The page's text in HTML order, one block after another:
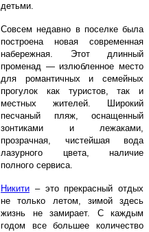
детьми.
Совсем недавно в поселке была
построена новая современная
набережная. Этот длинный
променад — излюбленное место
для романтичных и семейных
прогулок как туристов, так и
местных жителей. Широкий
песчаный пляж, оснащенный
зонтиками и лежаками,
прозрачная, чистейшая вода
лазурного цвета, наличие
полного сервиса.
Никити – это прекрасный отдых
не только летом, зимой здесь
жизнь не замирает. С каждым
годом все большее количество